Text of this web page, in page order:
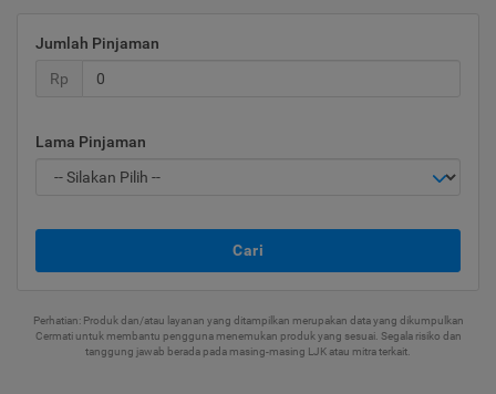
Jumlah Pinjaman
Rp
Lama Pinjaman
Cari
Perhatian: Produk dan/atau layanan yang ditampilkan merupakan data yang dikumpulkan
Cermati untuk membantu pengguna menemukan produk yang sesuai. Segala risiko dan
tanggung jawab berada pada masing-masing LJK atau mitra terkait.